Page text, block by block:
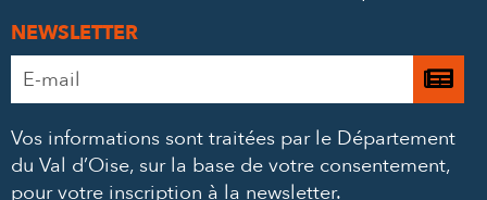
NEWSLETTER
Adresse
e-
*
Je
à
Vos informations sont traitées par le Département
du Val d’Oise, sur la base de votre consentement,
pour votre inscription à la newsletter.